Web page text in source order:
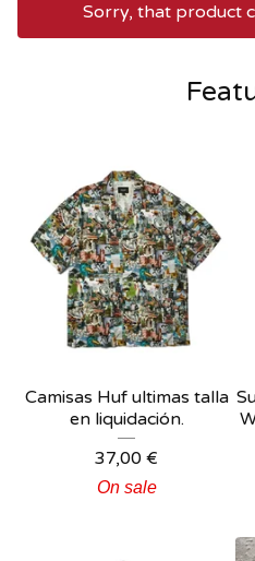
Sorry, that product
Camisas Huf ultimas talla
en liquidación.
37,00 €
On sale